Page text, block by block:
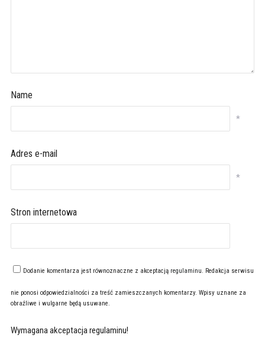
Name
*
Adres e-mail
*
Stron internetowa
Dodanie komentarza jest równoznaczne z akceptacją regulaminu. Redakcja serwisu
nie ponosi odpowiedzialności za treść zamieszczanych komentarzy. Wpisy uznane za
obraźliwe i wulgarne będą usuwane.
Wymagana akceptacja regulaminu!